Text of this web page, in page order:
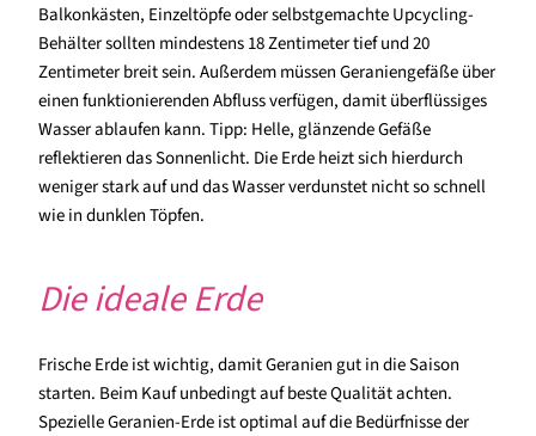
Balkonkästen, Einzeltöpfe oder selbstgemachte Upcycling-
Behälter sollten mindestens 18 Zentimeter tief und 20
Zentimeter breit sein. Außerdem müssen Geraniengefäße über
einen funktionierenden Abfluss verfügen, damit überflüssiges
Wasser ablaufen kann. Tipp: Helle, glänzende Gefäße
reflektieren das Sonnenlicht. Die Erde heizt sich hierdurch
weniger stark auf und das Wasser verdunstet nicht so schnell
wie in dunklen Töpfen.
Die ideale Erde
Frische Erde ist wichtig, damit Geranien gut in die Saison
starten. Beim Kauf unbedingt auf beste Qualität achten.
Spezielle Geranien-Erde ist optimal auf die Bedürfnisse der